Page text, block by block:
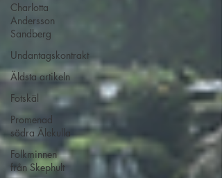
Charlotta
Andersson
Sandberg
Undantagskontrakt
Äldsta artikeln
Fotskäl
Promenad
södra Älekulla
Folkminnen
från Skephult